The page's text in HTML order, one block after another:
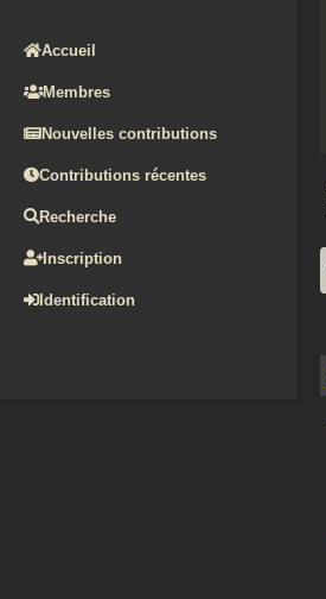
Accueil
Membres
Nouvelles contributions
Contributions récentes
Recherche
Inscription
Identification